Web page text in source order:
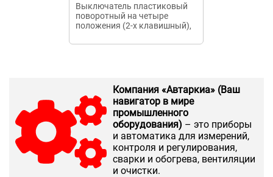
Выключатель пластиковый
поворотный на четыре
положения (2-х клавишный),
Компания «Автаркиа» (Ваш
навигатор в мире
промышленного
оборудования) – это приборы
и автоматика для измерений,
контроля и регулирования,
сварки и обогрева, вентиляции
и очистки.